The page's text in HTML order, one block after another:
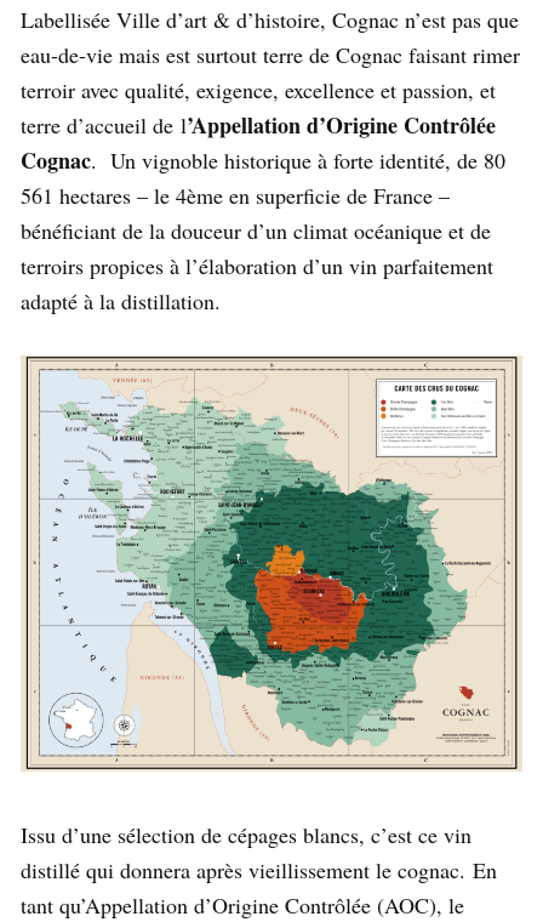
Labellisée Ville d’art & d’histoire, Cognac n’est pas que
eau-de-vie mais est surtout terre de Cognac faisant rimer
terroir avec qualité, exigence, excellence et passion, et
terre d’accueil de l’Appellation d’Origine Contrôlée
Cognac. Un vignoble historique à forte identité, de 80
561 hectares – le 4ème en superficie de France –
bénéficiant de la douceur d’un climat océanique et de
terroirs propices à l’élaboration d’un vin parfaitement
adapté à la distillation.
Issu d’une sélection de cépages blancs, c’est ce vin
distillé qui donnera après vieillissement le cognac. En
tant qu’Appellation d’Origine Contrôlée (AOC), le